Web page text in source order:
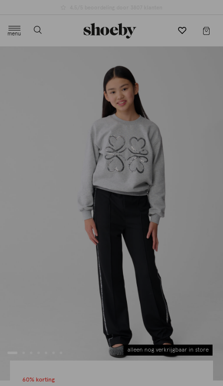
menu
alleen nog verkrijgbaar in store
60% korting